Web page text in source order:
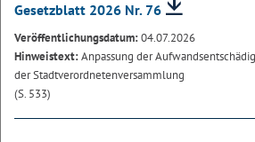
Gesetzblatt 2026 Nr. 76
Veröffentlichungsdatum:04.07.2026
Hinweistext:Anpassung der
der Stadtverordnetenversammlung
(S. 533)